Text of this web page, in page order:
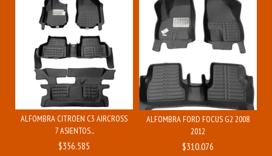
ALFOMBRA CITROEN C3 AIRCROSS
7 ASIENTOS...
$356.585
ALFOMBRA FORD FOCUS G2 2008
2012
$310.076